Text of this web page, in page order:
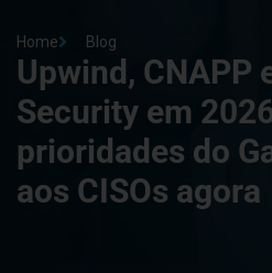
Home Blog
Upwind, CNAPP
Security em
prioridades do
aos CISOs agora